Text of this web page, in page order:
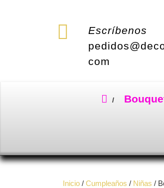
Escríbenos
com
Inicio / Cumpleaños / Niñas /